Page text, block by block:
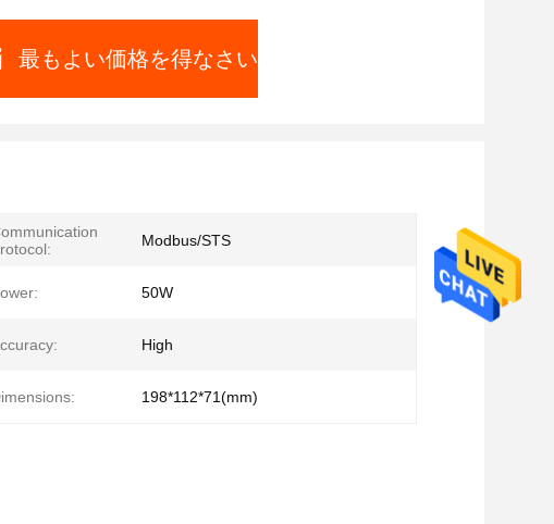
最もよい価格を得なさい
Modbus/STS
50W
High
198*112*71(mm)